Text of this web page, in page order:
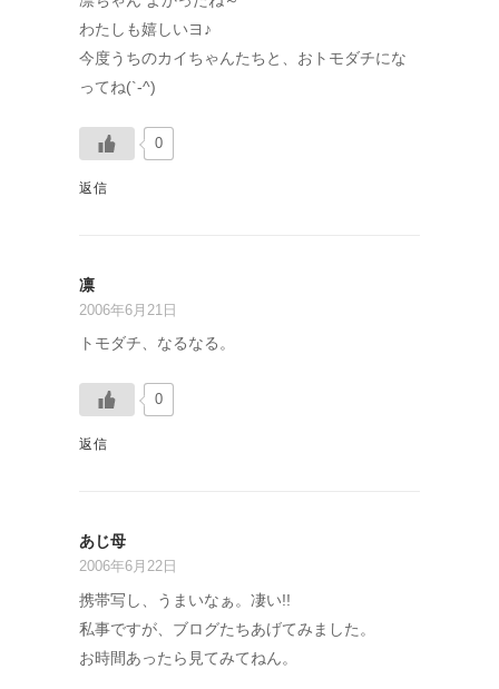
わたしも嬉しいヨ♪
今度うちのカイちゃんたちと、おトモダチにな
ってね(`-^)
0
返信
凛
2006年6月21日
トモダチ、なるなる。
0
返信
あじ母
2006年6月22日
携帯写し、うまいなぁ。凄い!!
私事ですが、ブログたちあげてみました。
お時間あったら見てみてねん。